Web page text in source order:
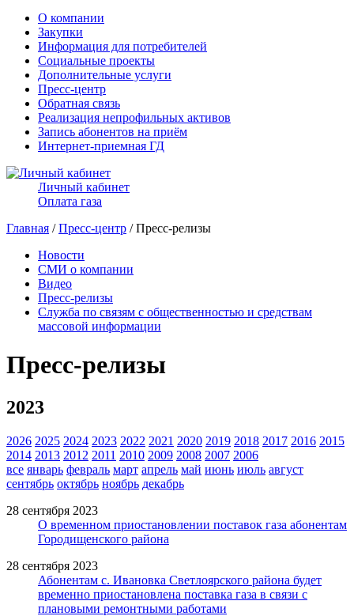
О компании
Закупки
Информация для потребителей
Социальные проекты
Дополнительные услуги
Пресс-центр
Обратная связь
Реализация непрофильных активов
Запись абонентов на приём
Интернет-приемная ГД
Личный кабинет
Оплата газа
Главная /Пресс-центр / Пресс-релизы
Новости
СМИ о компании
Видео
Пресс-релизы
Служба по связям с общественностью и средствам
массовой информации
Пресс-релизы
2023
2026 2025 2024 2023 2022 2021 2020 2019 2018 2017 2016 2015
2014 2013 2012 2011 2010 2009 2008 2007 2006
все январь февраль март апрель май июнь июль август
сентябрь октябрь ноябрь декабрь
28 сентября 2023
О временном приостановлении поставок газа абонентам
Городищенского района
28 сентября 2023
Абонентам с. Ивановка Светлоярского района будет
временно приостановлена поставка газа в связи с
плановыми ремонтными работами